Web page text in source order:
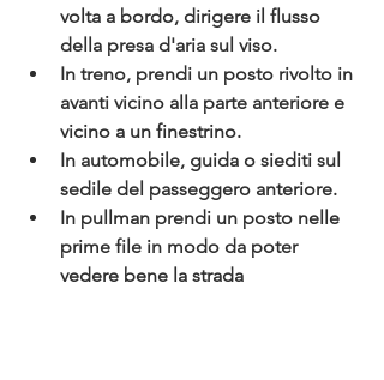
volta a bordo, dirigere il flusso
della presa d'aria sul viso.
In treno, prendi un posto rivolto in
avanti vicino alla parte anteriore e
vicino a un finestrino.
In automobile, guida o siediti sul
sedile del passeggero anteriore.
In pullman prendi un posto nelle
prime file in modo da poter
vedere bene la strada